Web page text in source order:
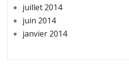
juillet 2014
juin 2014
janvier 2014